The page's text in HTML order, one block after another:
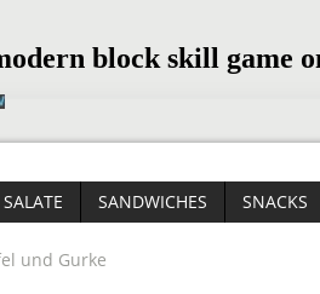
SALATE SANDWICHES SNACKS
und Gurke